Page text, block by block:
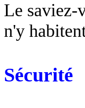
Le saviez-
n'y
Sécurité